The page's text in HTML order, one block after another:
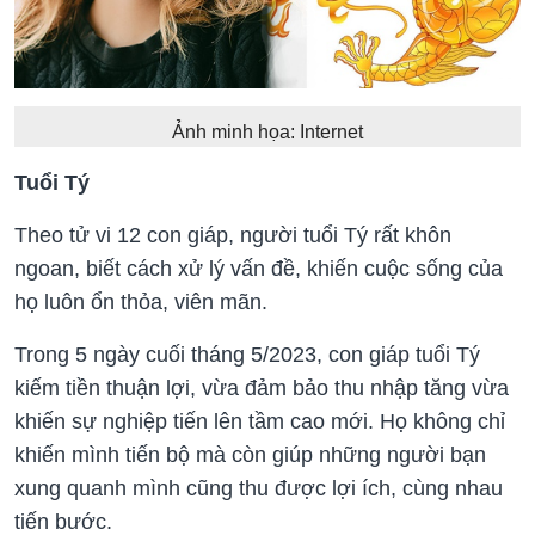
Ảnh minh họa: Internet
Tuổi Tý
Theo tử vi 12 con giáp, người tuổi Tý rất khôn
ngoan, biết cách xử lý vấn đề, khiến cuộc sống của
họ luôn ổn thỏa, viên mãn.
Trong 5 ngày cuối tháng 5/2023, con giáp tuổi Tý
kiếm tiền thuận lợi, vừa đảm bảo thu nhập tăng vừa
khiến sự nghiệp tiến lên tầm cao mới. Họ không chỉ
khiến mình tiến bộ mà còn giúp những người bạn
xung quanh mình cũng thu được lợi ích, cùng nhau
tiến bước.